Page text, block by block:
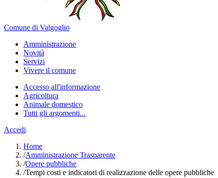
Comune di Valgoglio
Amministrazione
Novità
Servizi
Vivere il comune
Accesso all'informazione
Agricoltura
Animale domestico
Tutti gli argomenti...
Accedi
Home
/Amministrazione Trasparente
/Opere pubbliche
/Tempi costi e indicatori di realizzazione delle opere pubbliche